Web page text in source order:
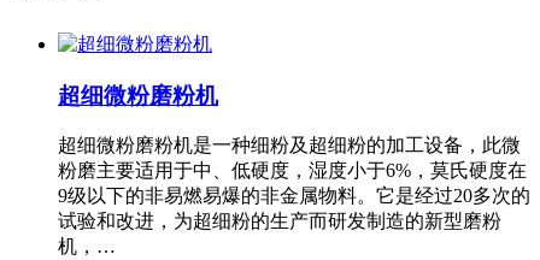
超细微粉磨粉机
超细微粉磨粉机是一种细粉及超细粉的加工设备，此微
粉磨主要适用于中、低硬度，湿度小于6%，莫氏硬度在
9级以下的非易燃易爆的非金属物料。它是经过20多次的
试验和改进，为超细粉的生产而研发制造的新型磨粉
机，…